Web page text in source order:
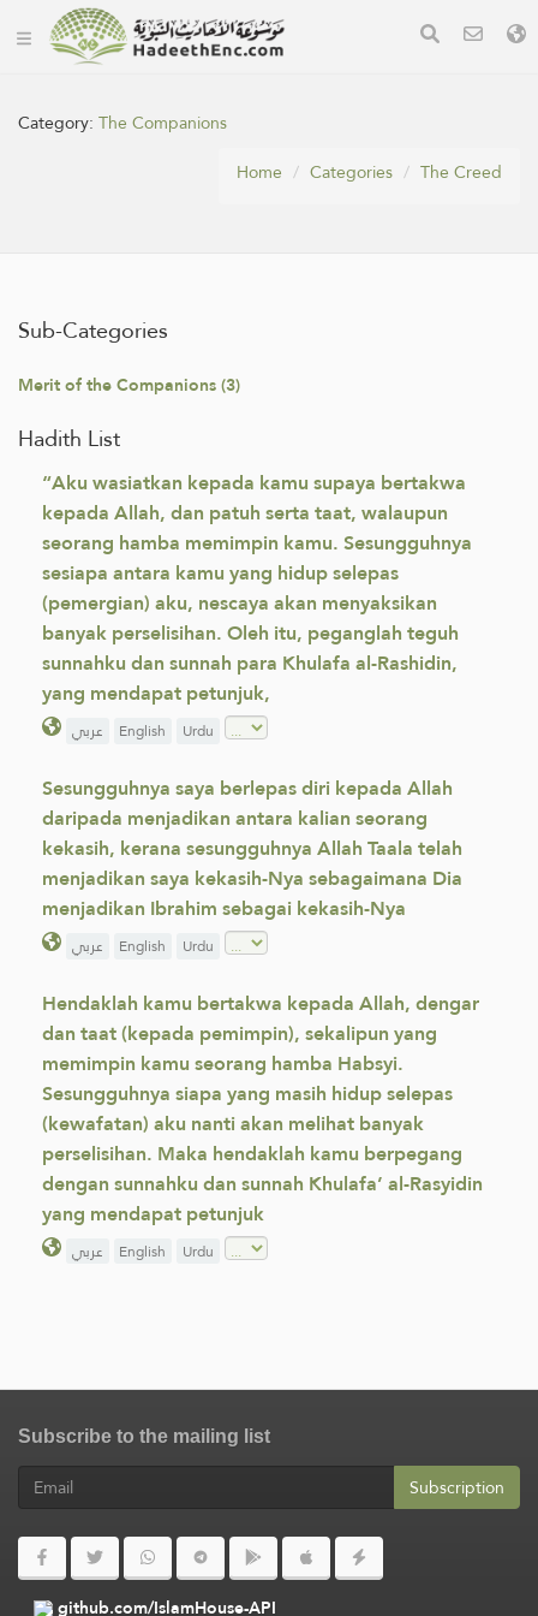
Category:The Companions
Home
Categories The Creed
Sub-Categories
Merit of the Companions (3)
Hadith List
“Aku wasiatkan kepada kamu supaya bertakwa
kepada Allah, dan patuh serta taat, walaupun
seorang hamba memimpin kamu. Sesungguhnya
sesiapa antara kamu yang hidup selepas
(pemergian) aku, nescaya akan menyaksikan
banyak perselisihan. Oleh itu, peganglah teguh
sunnahku dan sunnah para Khulafa al-Rashidin,
yang mendapat petunjuk,
عربي English Urdu
Sesungguhnya saya berlepas diri kepada Allah
daripada menjadikan antara kalian seorang
kekasih, kerana sesungguhnya Allah Taala telah
menjadikan saya kekasih-Nya sebagaimana Dia
menjadikan Ibrahim sebagai kekasih-Nya
عربي English Urdu
Hendaklah kamu bertakwa kepada Allah, dengar
dan taat (kepada pemimpin), sekalipun yang
memimpin kamu seorang hamba Habsyi.
Sesungguhnya siapa yang masih hidup selepas
(kewafatan) aku nanti akan melihat banyak
perselisihan. Maka hendaklah kamu berpegang
dengan sunnahku dan sunnah Khulafa’ al-Rasyidin
yang mendapat petunjuk
عربي English Urdu
Subscribe to the mailing list
Subscription
github.com/IslamHouse-API